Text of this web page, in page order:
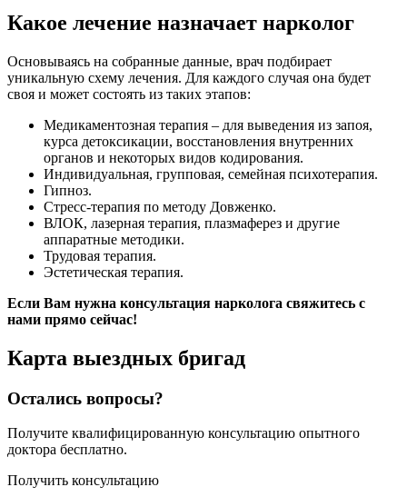
Какое лечение назначает нарколог
Основываясь на собранные данные, врач подбирает
уникальную схему лечения. Для каждого случая она будет
своя и может состоять из таких этапов:
Медикаментозная терапия – для выведения из запоя,
курса детоксикации, восстановления внутренних
органов и некоторых видов кодирования.
Индивидуальная, групповая, семейная психотерапия.
Гипноз.
Стресс-терапия по методу Довженко.
ВЛОК, лазерная терапия, плазмаферез и другие
аппаратные методики.
Трудовая терапия.
Эстетическая терапия.
Если Вам нужна консультация нарколога свяжитесь с
нами прямо сейчас!
Карта выездных бригад
Остались вопросы?
Получите квалифицированную консультацию опытного
доктора бесплатно.
Получить консультацию